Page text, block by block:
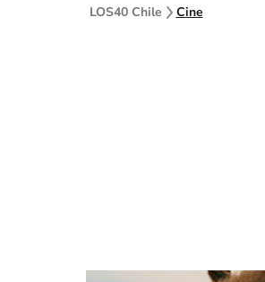
LOS40 Chile Cine